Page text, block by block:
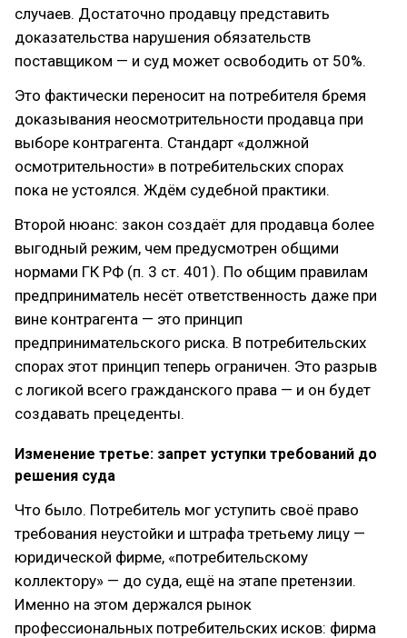
случаев. Достаточно продавцу представить
доказательства нарушения обязательств
поставщиком — и суд может освободить от 50%.
Это фактически переносит на потребителя бремя
доказывания неосмотрительности продавца при
выборе контрагента. Стандарт «должной
осмотрительности» в потребительских спорах
пока не устоялся. Ждём судебной практики.
Второй нюанс: закон создаёт для продавца более
выгодный режим, чем предусмотрен общими
нормами ГК РФ (п. 3 ст. 401). По общим правилам
предприниматель несёт ответственность даже при
вине контрагента — это принцип
предпринимательского риска. В потребительских
спорах этот принцип теперь ограничен. Это разрыв
с логикой всего гражданского права — и он будет
создавать прецеденты.
Изменение третье: запрет уступки требований до
решения суда
Что было. Потребитель мог уступить своё право
требования неустойки и штрафа третьему лицу —
юридической фирме, «потребительскому
коллектору» — до суда, ещё на этапе претензии.
Именно на этом держался рынок
профессиональных потребительских исков: фирма